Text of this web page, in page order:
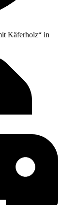
Käfer­holz“ in